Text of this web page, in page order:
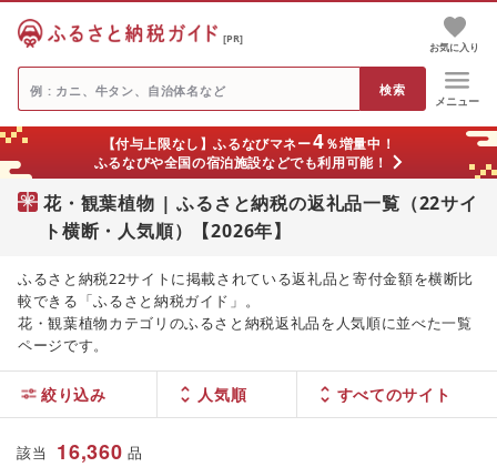
[PR]
お気に入り
メニュー
【付与上限なし】ふるなびマネー4％増量中！
ふるなびや全国の宿泊施設などでも利用可能！
花・観葉植物 | ふるさと納税の返礼品一覧（22サイ
ト横断・人気順）【2026年】
ふるさと納税22サイトに掲載されている返礼品と寄付金額を横断比
較できる「ふるさと納税ガイド」。
花・観葉植物カテゴリのふるさと納税返礼品を人気順に並べた一覧
ページです。
絞り込み 人気順
該当 16,360 品